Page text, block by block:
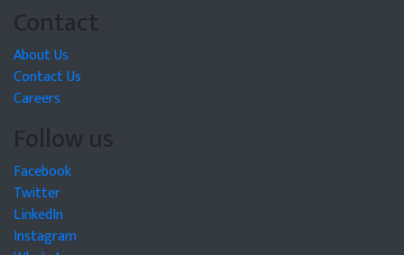
Contact
About Us
Contact Us
Careers
Follow us
Facebook
Twitter
LinkedIn
Instagram